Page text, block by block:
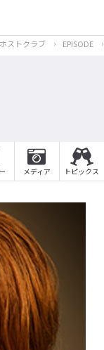
ストクラブ EPISODE
メディア トピックス